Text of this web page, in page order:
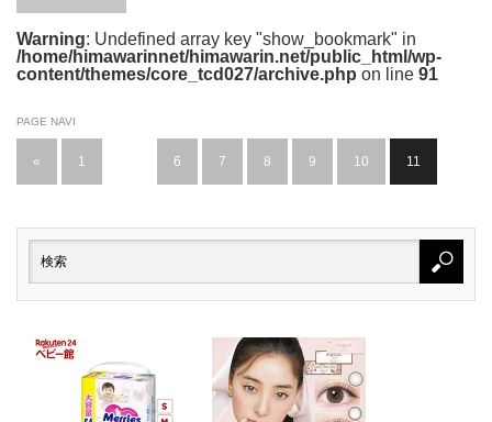
Warning: Undefined array key "show_bookmark" in
/home/himawarinnet/himawarin.net/public_html/wp-
content/themes/core_tcd027/archive.php on line 91
PAGE NAVI
« 1 6 7 8 9 10 11